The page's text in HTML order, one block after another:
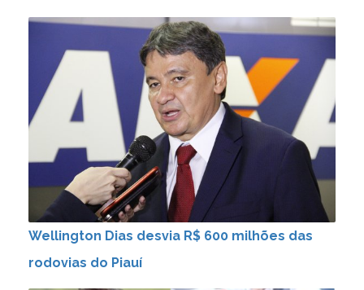
Wellington Dias desvia R$ 600 milhões das
rodovias do Piauí